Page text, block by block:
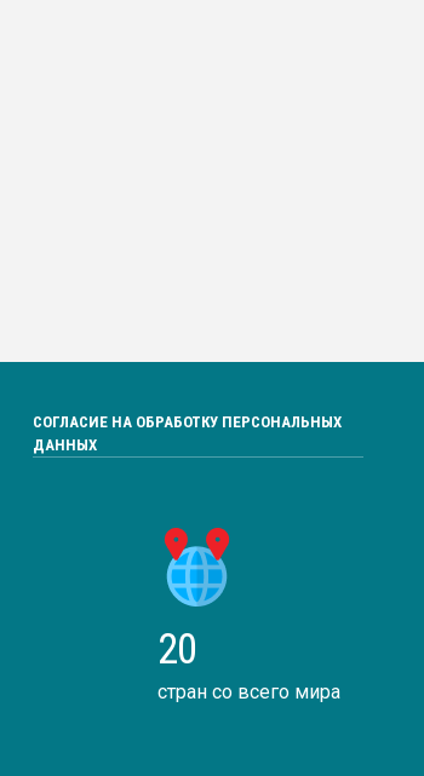
СОГЛАСИЕ НА ОБРАБОТКУ ПЕРСОНАЛЬНЫХ
ДАННЫХ
20
стран со всего мира